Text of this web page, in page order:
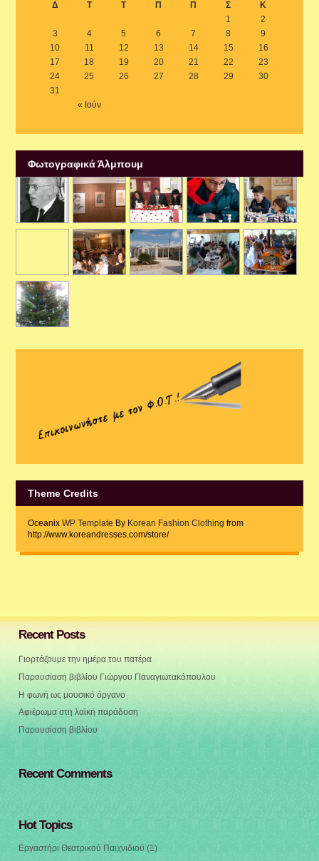
Δ Τ Τ Π Π Σ Κ
« Ιούν
1
2
3
4 5 6 7 8
9
10
11 12 13 14 15
16
17
18 19 20 21 22
23
24
25 26 27 28 29
30
31
Φωτογραφικά Άλμπουμ
Theme Credits
Oceanix WP Template By Korean Fashion Clothing from
http://www.koreandresses.com/store/
Recent Posts
Γιορτάζουμε την ημέρα του πατέρα
Παρουσίαση βιβλίου Γιώργου Παναγιωτακόπουλου
Η φωνή ως μουσικό όργανο
Αφιέρωμα στη λαϊκή παράδοση
Παρουσίαση βιβλίου
Recent Comments
Hot Topics
Εργαστήρι Θεατρικού Παιχνιδιού (1)